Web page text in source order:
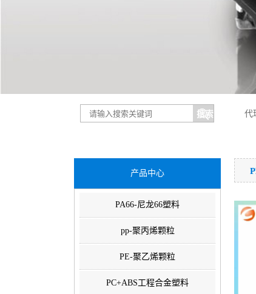
代
产品中心
PA66-尼龙66塑料
pp-聚丙烯颗粒
PE-聚乙烯颗粒
PC+ABS工程合金塑料